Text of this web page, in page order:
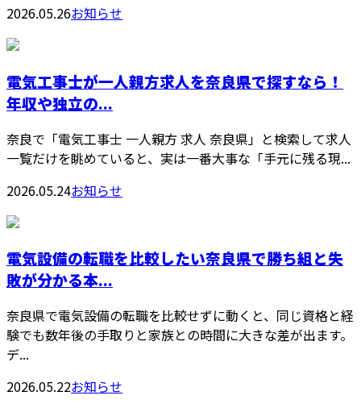
2026.05.26お知らせ
電気工事士が一人親方求人を奈良県で探すなら！
年収や独立の...
奈良で「電気工事士 一人親方 求人 奈良県」と検索して求人
一覧だけを眺めていると、実は一番大事な「手元に残る現...
2026.05.24お知らせ
電気設備の転職を比較したい奈良県で勝ち組と失
敗が分かる本...
奈良県で電気設備の転職を比較せずに動くと、同じ資格と経
験でも数年後の手取りと家族との時間に大きな差が出ます。
デ...
2026.05.22お知らせ